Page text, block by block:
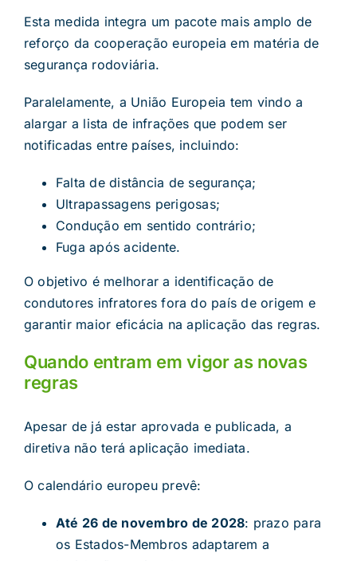
Esta medida integra um pacote mais amplo de
reforço da cooperação europeia em matéria de
segurança rodoviária.
Paralelamente, a União Europeia tem vindo a
alargar a lista de infrações que podem ser
notificadas entre países, incluindo:
Falta de distância de segurança;
Ultrapassagens perigosas;
Condução em sentido contrário;
Fuga após acidente.
O objetivo é melhorar a identificação de
condutores infratores fora do país de origem e
garantir maior eficácia na aplicação das regras.
Quando entram em vigor as novas
regras
Apesar de já estar aprovada e publicada, a
diretiva não terá aplicação imediata.
O calendário europeu prevê:
Até 26 de novembro de 2028: prazo para
os Estados-Membros adaptarem a